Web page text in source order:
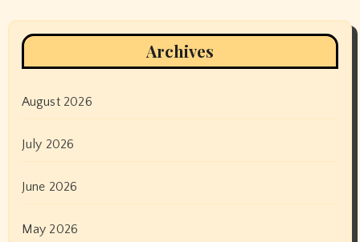
Archives
August 2026
July 2026
June 2026
May 2026